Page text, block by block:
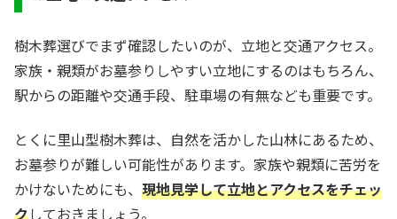
樹木葬選びでまず確認したいのが、立地と交通アクセス。
家族・親類がお墓参りしやすい立地にするのはもちろん、
駅からの距離や交通手段、駐車場の有無なども重要です。
とくに里山型樹木葬は、自然を活かした山林にあるため、
お墓参りが難しい可能性があります。家族や親類に苦労を
かけないためにも、 現地見学して立地とアクセスをチェッ
クしておきましょう。